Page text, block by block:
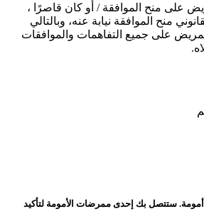
على منح الموافقة / أو كان قاصرًا ،
منح الموافقة نيابة عنه، وبالتالي
على جميع التفاهمات والموافقات
أمومة. ستتصل بك إحدى ممرضات الأمومة لتأكيد